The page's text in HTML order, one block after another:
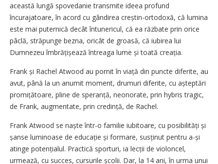
această lungă spovedanie transmite ideea profund
încurajatoare, în acord cu gândirea creștin-ortodoxă, că lumina
este mai puternică decât întunericul, că ea răzbate prin orice
pâclă, străpunge bezna, oricât de groasă, că iubirea lui
Dumnezeu îm­bră­ți­șează întreaga lume și toată crea­ția.
Frank și Rachel Atwood au pornit în viață din puncte diferite, au
avut, până la un anumit moment, drumuri diferite, cu așteptări
promi­țătoare, pline de speranță, neonorate, prin hybris tragic,
de Frank, augmentate, prin credință, de Rachel.
Frank Atwood se naște într-o familie iubitoare, cu posibilități și
șan­se luminoase de educație și formare, susținut pentru a-și
atinge potențialul. Practică sporturi, ia lec­­ții de violoncel,
urmează, cu succes, cursurile școlii. Dar, la 14 ani, în urma unui